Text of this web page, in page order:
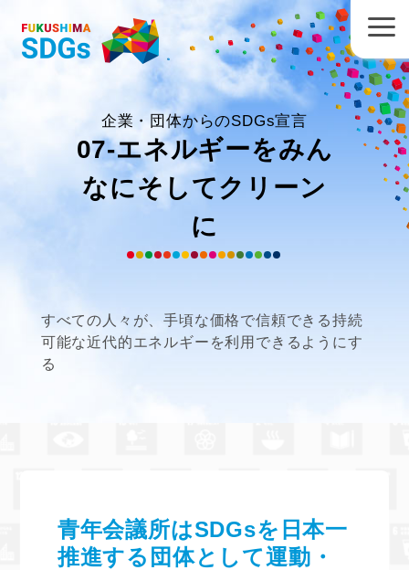
企業・団体からのSDGs宣言
07-エネルギーをみん
なにそしてクリーン
に
すべての人々が、手頃な価格で信頼できる持続
可能な近代的エネルギーを利用できるようにす
る
青年会議所はSDGsを日本一
推進する団体として運動・